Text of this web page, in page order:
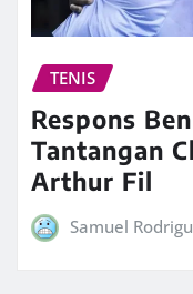
TENIS
Respons
Tantangan
Arthur Fil
Samuel